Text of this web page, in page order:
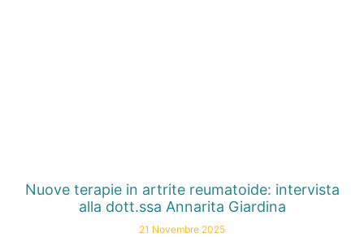
Nuove terapie in artrite reumatoide: intervista
alla dott.ssa Annarita Giardina
21 Novembre 2025